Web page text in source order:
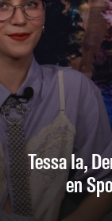
Tessa Ia,
en